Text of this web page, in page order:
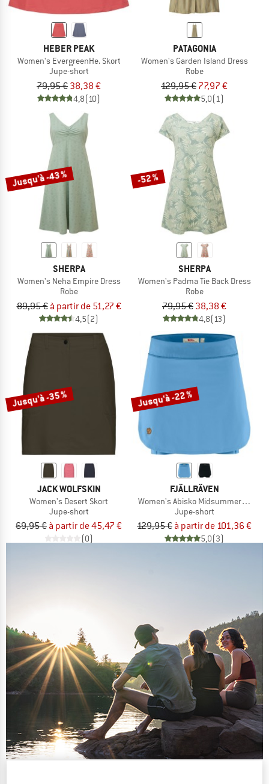
HEBER PEAK
Women's EvergreenHe. Skort
Jupe-short
79,95 € 38,38 €
4,8(10)
PATAGONIA
Women's Garden Island Dress
Robe
129,95 € 77,97 €
5,0(1)
Jusqu'à -43 %
SHERPA
Women's Neha Empire Dress
Robe
89,95 € à partir de 51,27 €
4,5(2)
-52 %
SHERPA
Women's Padma Tie Back Dress
Robe
79,95 € 38,38 €
4,8(13)
Jusqu'à -35 %
JACK WOLFSKIN
Women's Desert Skort
Jupe-short
69,95 € à partir de 45,47 €
(0)
Jusqu'à -22 %
FJÄLLRÄVEN
Women's Abisko Midsummer Skort
Jupe-short
129,95 € à partir de 101,36 €
5,0(3)